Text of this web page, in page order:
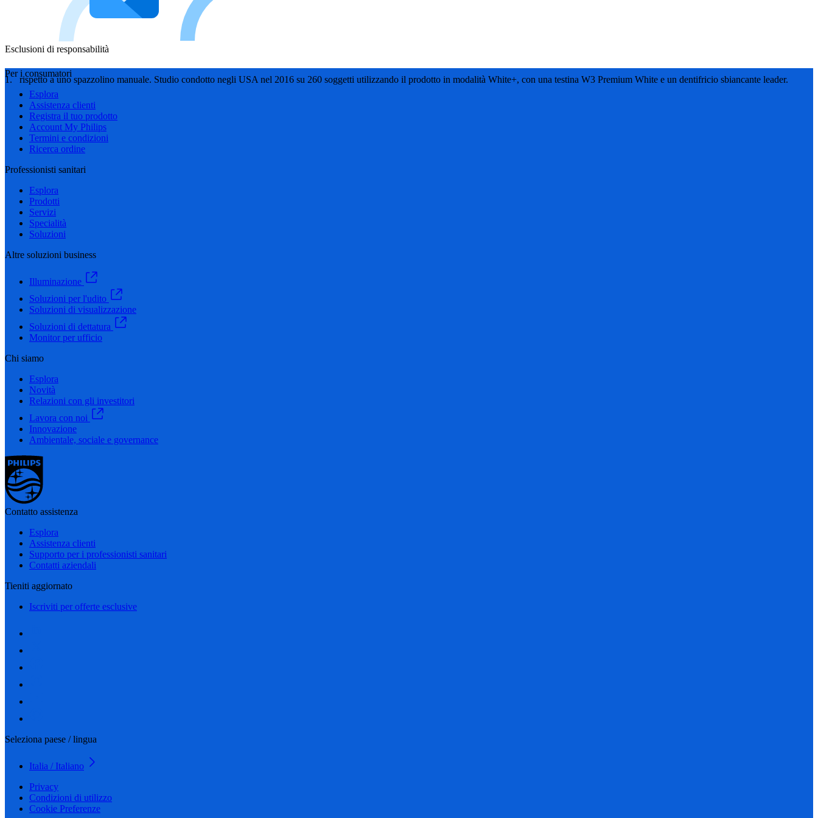
Esclusioni di responsabilità
rispetto a uno spazzolino manuale. Studio condotto negli USA nel 2016 su 260 soggetti utilizzando il prodotto in modalità White+, con una testina W3 Premium White e un dentifricio sbiancante leader.
Per i consumatori
Esplora
Assistenza clienti
Registra il tuo prodotto
Account My Philips
Termini e condizioni
Ricerca ordine
Professionisti sanitari
Esplora
Prodotti
Servizi
Specialità
Soluzioni
Altre soluzioni business
Illuminazione
Soluzioni per l'udito
Soluzioni di visualizzazione
Soluzioni di dettatura
Monitor per ufficio
Chi siamo
Esplora
Novità
Relazioni con gli investitori
Lavora con noi
Innovazione
Ambientale, sociale e governance
Contatto assistenza
Esplora
Assistenza clienti
Supporto per i professionisti sanitari
Contatti aziendali
Tieniti aggiornato
Iscriviti per offerte esclusive
Seleziona paese / lingua
Italia / Italiano
Privacy
Condizioni di utilizzo
Cookie Preferenze